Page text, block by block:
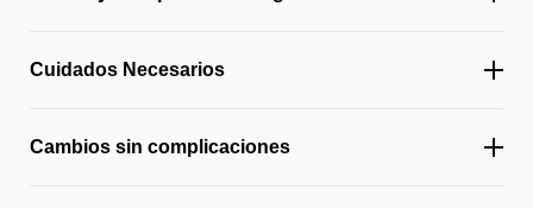
Cuidados Necesarios
Cambios sin complicaciones